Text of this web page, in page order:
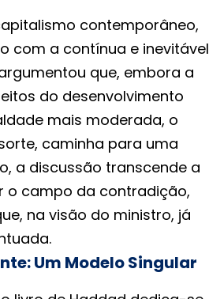
contemporâneo,
com a contínua e inevitável
que, embora a
do desenvolvimento
mais moderada, o
caminha para uma
a discussão transcende a
o campo da contradição,
na visão do ministro, já
Um Modelo Singular